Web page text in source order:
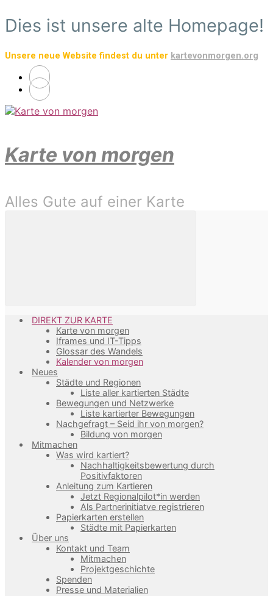
Zum
Hauptinhalt
Dies ist unsere alte Homepage!
Unsere neue Website findest du unter kartevonmorgen.org
Karte von morgen
Alles Gute auf einer Karte
DIREKT ZUR KARTE
Karte von morgen
Iframes und IT-Tipps
Glossar des Wandels
Kalender von morgen
Neues
Städte und Regionen
Liste aller kartierten Städte
Bewegungen und Netzwerke
Liste kartierter Bewegungen
Nachgefragt – Seid ihr von morgen?
Bildung von morgen
Mitmachen
Was wird kartiert?
Nachhaltigkeitsbewertung durch
Positivfaktoren
Anleitung zum Kartieren
Jetzt Regionalpilot*in werden
Als Partnerinitiatve registrieren
Papierkarten erstellen
Städte mit Papierkarten
Über uns
Kontakt und Team
Mitmachen
Projektgeschichte
Spenden
Presse und Materialien